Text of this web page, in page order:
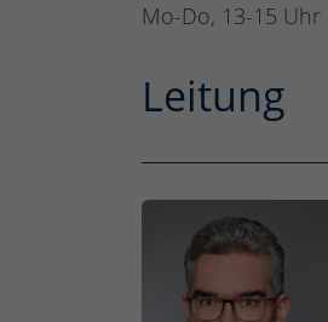
Mo-Do, 13-15 Uhr
Leitung